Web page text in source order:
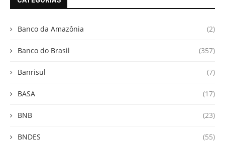
Banco da Amazônia (2)
Banco do Brasil (357)
Banrisul (7)
BASA (17)
BNB (23)
BNDES (55)